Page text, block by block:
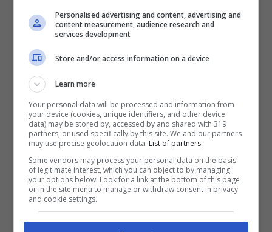
intersezione con la SS7.
Le criticità accertate impongono l’adozione,
da parte dell’Amministrazione comunale, di
prime misure precauzionali volte a ridurre le
sollecitazioni alle quali la predetta
infrastruttura risulta sottoposta attraverso un
restringimento della carreggiata e una
riduzione del limite di velocità. Nel frattempo
proseguiranno le attività di accertamento e
verifica, da parte dei tecnici incaricati dal
Comune di Formia, circa lo stato del viadotto,
Personalised advertising and content, advertising and
content measurement, audience research and
services development
Store and/or access information on a device
Learn more
Your personal data will be processed and information from
your device (cookies, unique identifiers, and other device
data) may be stored by, accessed by and shared with 319
partners, or used specifically by this site. We and our partners
may use precise geolocation data. List of partners.
Some vendors may process your personal data on the basis
of legitimate interest, which you can object to by managing
your options below. Look for a link at the bottom of this page
or in the site menu to manage or withdraw consent in privacy
and cookie settings.